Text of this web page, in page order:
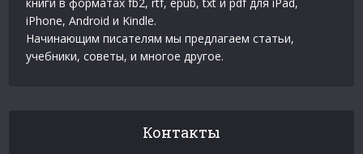
iPhone, Android и Kindle.
Начинающим писателям мы предлагаем статьи,
учебники, советы, и многое другое.
Контакты